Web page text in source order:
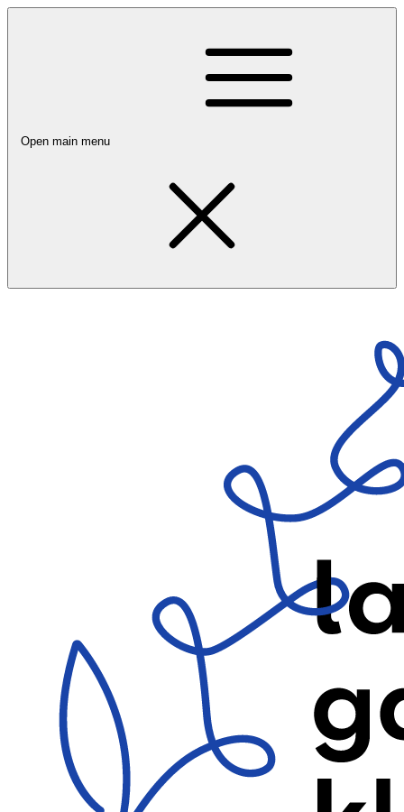
Open main menu